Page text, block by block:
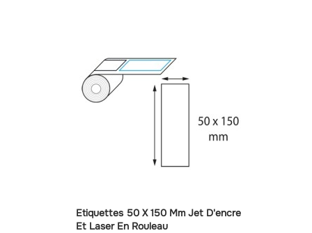
Etiquettes 50 X 150 Mm Jet D'encre
Et Laser En Rouleau